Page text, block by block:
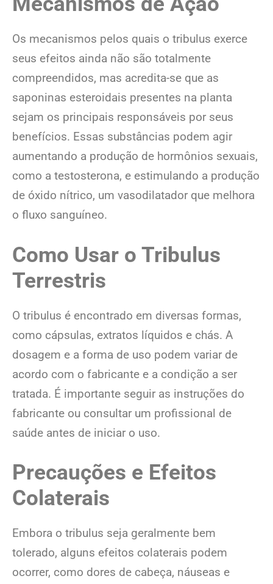
Os mecanismos pelos quais o tribulus exerce
seus efeitos ainda não são totalmente
compreendidos, mas acredita-se que as
saponinas esteroidais presentes na planta
sejam os principais responsáveis por seus
benefícios. Essas substâncias podem agir
aumentando a produção de hormônios sexuais,
como a testosterona, e estimulando a produção
de óxido nítrico, um vasodilatador que melhora
o fluxo sanguíneo.
Como Usar o Tribulus
Terrestris
O tribulus é encontrado em diversas formas,
como cápsulas, extratos líquidos e chás. A
dosagem e a forma de uso podem variar de
acordo com o fabricante e a condição a ser
tratada. É importante seguir as instruções do
fabricante ou consultar um profissional de
saúde antes de iniciar o uso.
Precauções e Efeitos
Colaterais
Embora o tribulus seja geralmente bem
tolerado, alguns efeitos colaterais podem
ocorrer, como dores de cabeça, náuseas e